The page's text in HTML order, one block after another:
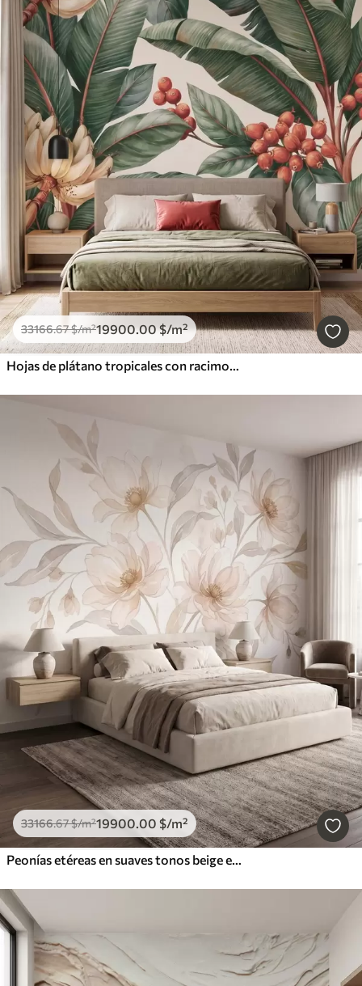
33166.67$/m²19900.00$/m²
Hojas de plátano tropicales con racimos de bayas de café rojas, estilo acuarela
33166.67$/m²19900.00 $/m²
Peonías etéreas en suaves tonos beige empolvado